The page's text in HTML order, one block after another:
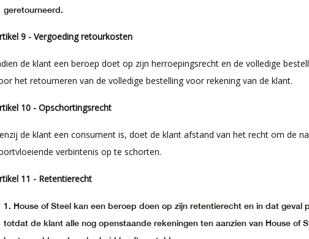
geretourneerd.
9 - Vergoeding retourkosten
de klant een beroep doet op zijn herroepingsrecht en de volledige
het retourneren van de volledige bestelling voor rekening van de klant.
10 - Opschortingsrecht
de klant een consument is, doet de klant afstand van het recht om de
verbintenis op te schorten.
11 - Retentierecht
House of Steel kan een beroep doen op zijn retentierecht en in dat
totdat de klant alle nog openstaande rekeningen ten aanzien van House of